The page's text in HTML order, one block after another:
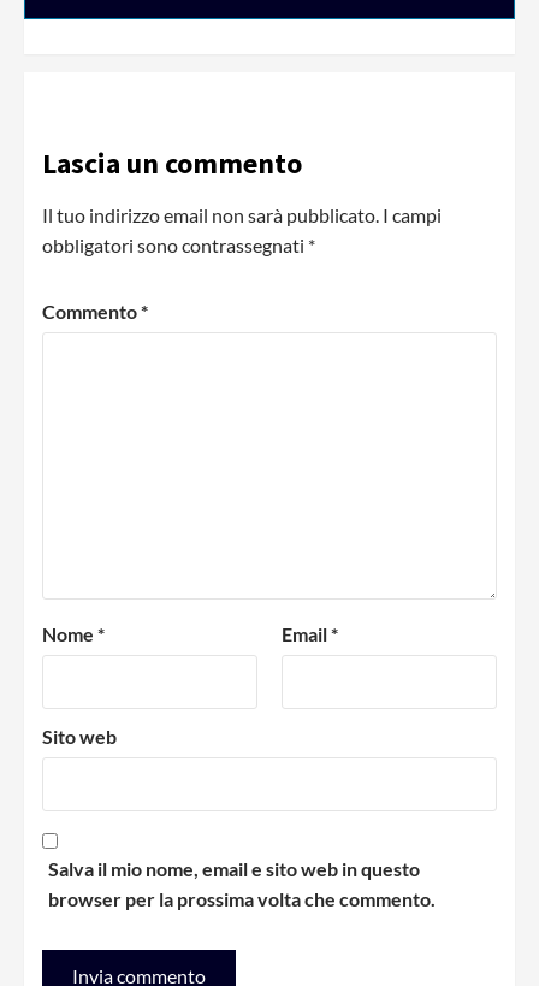
Lascia un commento
Il tuo indirizzo email non sarà pubblicato. I campi
obbligatori sono contrassegnati *
Commento*
Nome * Email*
Sito web
Salva il mio nome, email e sito web in questo
browser per la prossima volta che commento.